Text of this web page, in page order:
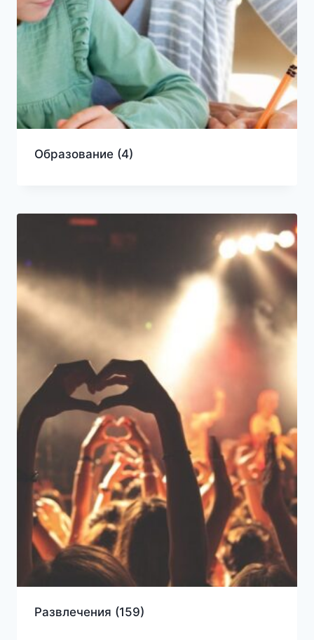
Образование (4)
Развлечения (159)